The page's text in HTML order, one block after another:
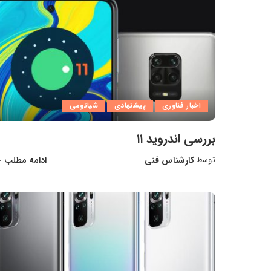
اخبار فناوری پیشنهادی شیائومی
بررسی اندروید ۱۱
ارسال
توسطکارشناس فنی ادامه مطلب